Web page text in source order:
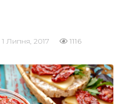
1 Липня, 2017 1116